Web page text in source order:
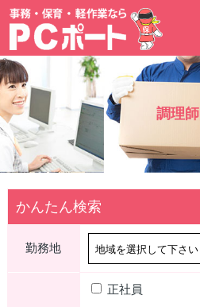
調理師
かんたん検索
勤務地
正社員